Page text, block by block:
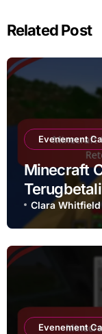
Related Post
Evenement
Minecraft
Clara Whitfield
Evenement